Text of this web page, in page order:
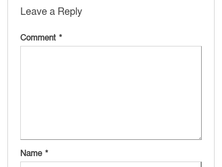
Leave a Reply
Comment *
Name *